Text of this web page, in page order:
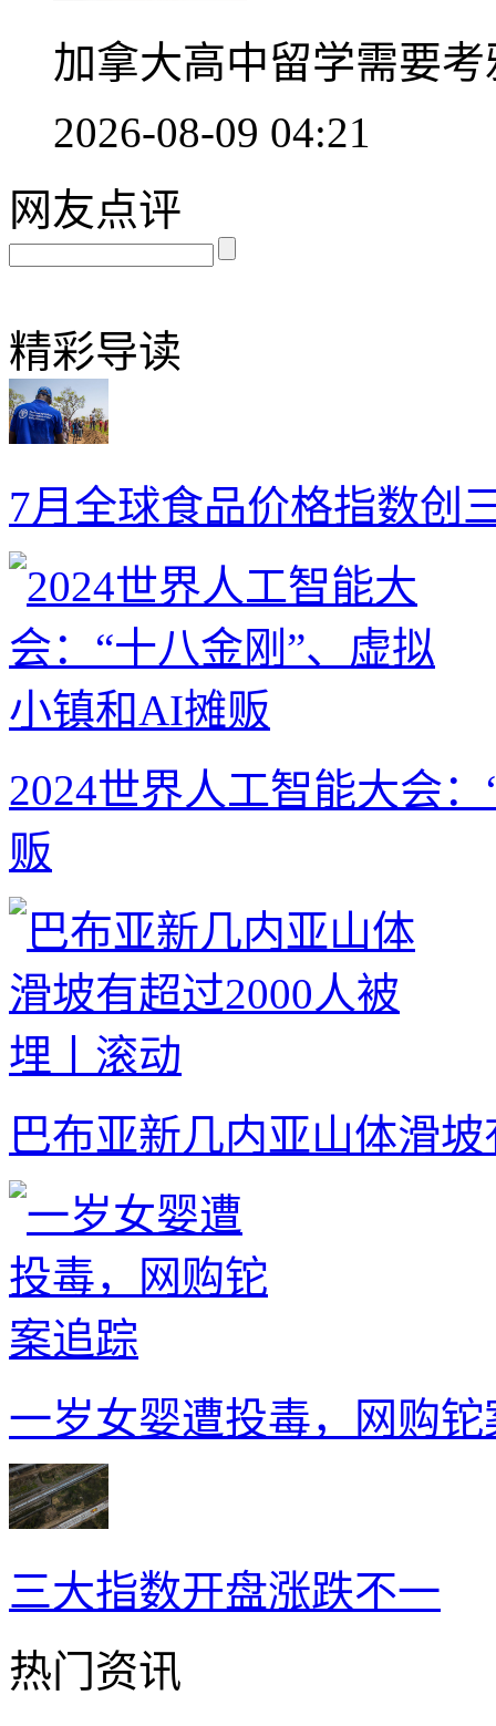
加拿大高中留学需要
2026-08-09 04:21
网友点评
精彩导读
7月全球食品价格指数创
2024世界人工智能大会
贩
巴布亚新几内亚山体滑
一岁女婴遭投毒，网购铊
三大指数开盘涨跌不一
热门资讯